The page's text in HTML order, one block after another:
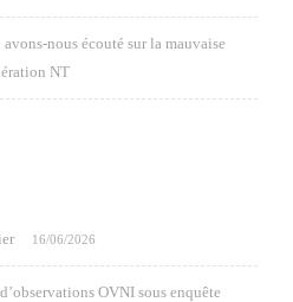
nous écouté sur la mauvaise
NT
16/06/2026
OVNI sous enquête